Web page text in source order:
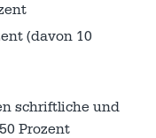
(davon 10
schriftliche und
Prozent